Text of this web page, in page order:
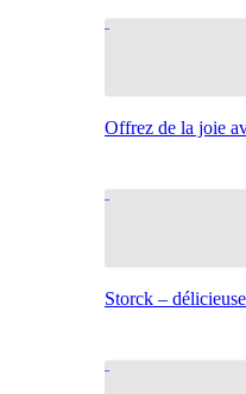
Offrez de la joie
Storck –